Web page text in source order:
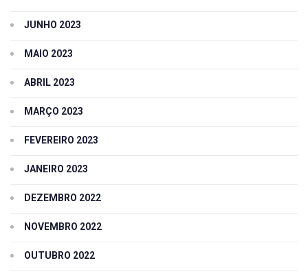
JUNHO 2023
MAIO 2023
ABRIL 2023
MARÇO 2023
FEVEREIRO 2023
JANEIRO 2023
DEZEMBRO 2022
NOVEMBRO 2022
OUTUBRO 2022